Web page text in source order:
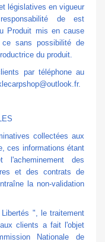
législatives en vigueur
de est
Produit mis en cause
sans possibilité de
du produit.
par téléphone au
collectées aux
ces informations étant
l'acheminement des
et des contrats de
la non-validation
", le traitement
clients a fait l'objet
Nationale de